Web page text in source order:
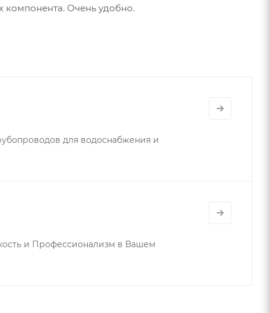
компонента. Очень удобно.
для водоснабжения и
и Профессионализм в Вашем